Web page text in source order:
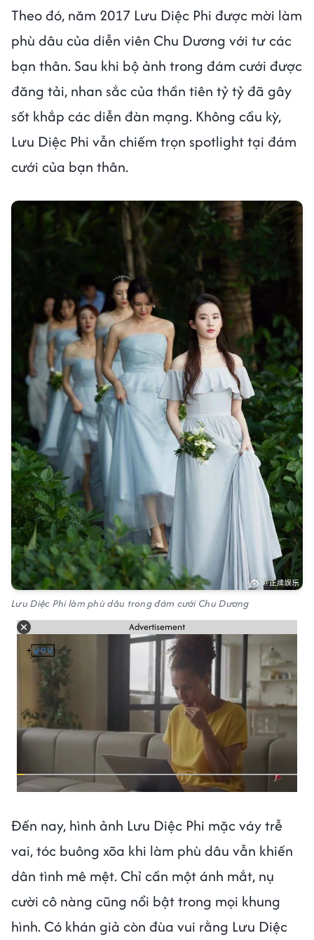
Theo đó, năm 2017 Lưu Diệc Phi được mời làm
phù dâu của diễn viên Chu Dương với tư các
bạn thân. Sau khi bộ ảnh trong đám cưới được
đăng tải, nhan sắc của thần tiên tỷ tỷ đã gây
sốt khắp các diễn đàn mạng. Không cầu kỳ,
Lưu Diệc Phi vẫn chiếm trọn spotlight tại đám
cưới của bạn thân.
Lưu Diệc Phi làm phù dâu trong đám cưới Chu Dương
Advertisement
Đến nay, hình ảnh Lưu Diệc Phi mặc váy trễ
vai, tóc buông xõa khi làm phù dâu vẫn khiến
dân tình mê mệt. Chỉ cần một ánh mắt, nụ
cười cô nàng cũng nổi bật trong mọi khung
hình. Có khán giả còn đùa vui rằng Lưu Diệc